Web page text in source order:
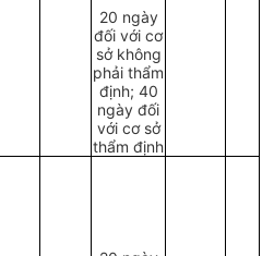
20 ngày
đối với cơ
sở không
phải thẩm
định; 40
ngày đối
với cơ sở
thẩm định